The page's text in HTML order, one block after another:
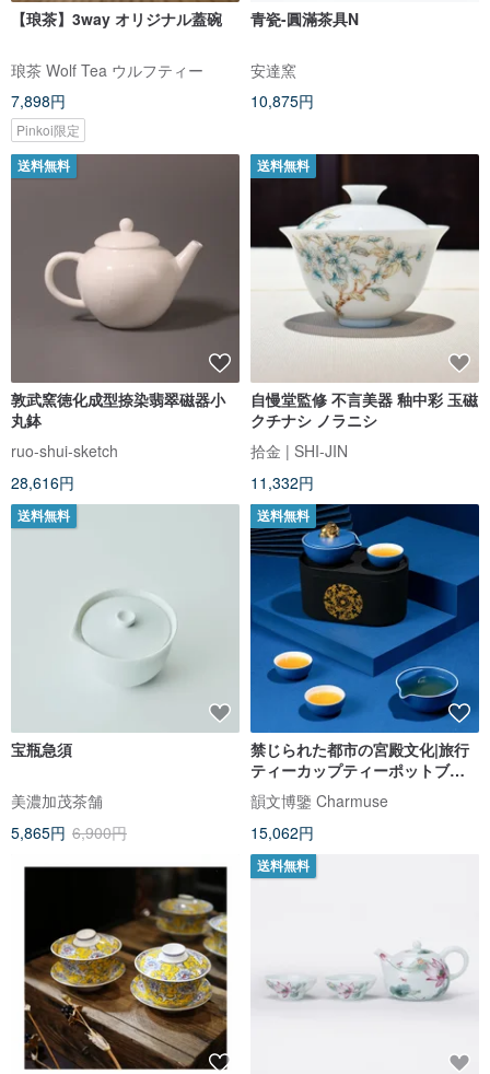
【琅茶】3way オリジナル蓋碗
琅茶 Wolf Tea ウルフティー
7,898円
Pinkoi限定
青瓷-圓滿茶具N
安達窯
10,875円
送料無料
敦武窯徳化成型捺染翡翠磁器小
丸鉢
ruo-shui-sketch
28,616円
送料無料
自慢堂監修 不言美器 釉中彩 玉磁
クチナシ ノラニシ
拾金 | SHI-JIN
11,332円
送料無料
宝瓶急須
美濃加茂茶舗
5,865円 6,900円
送料無料
禁じられた都市の宮殿文化|旅行
ティーカップティーポットブル
ー宝石モデルとしての富キルギ
スタン中秋節ギフト
韻文博鑒 Charmuse
15,062円
送料無料